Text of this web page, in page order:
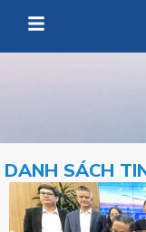
DANH SÁCH